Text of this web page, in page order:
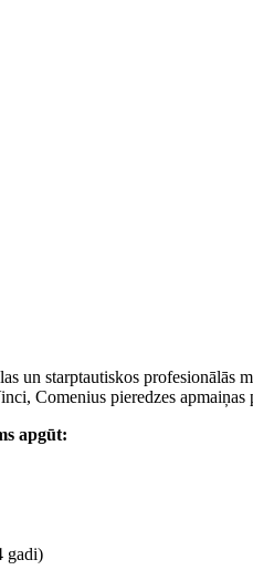
un starptautiskos profesionālās
Comenius pieredzes apmaiņas
apgūt:
gadi)